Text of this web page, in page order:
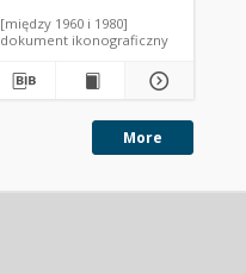
[między 1960 i 1980]
dokument ikonograficzny
More